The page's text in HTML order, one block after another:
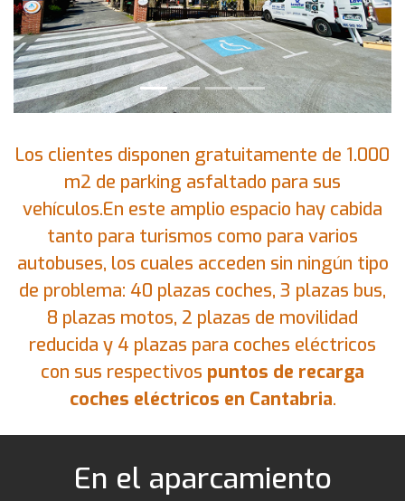
Los clientes disponen gratuitamente de 1.000
m2 de parking asfaltado para sus
vehículos.En este amplio espacio hay cabida
tanto para turismos como para varios
autobuses, los cuales acceden sin ningún tipo
de problema: 40 plazas coches, 3 plazas bus,
8 plazas motos, 2 plazas de movilidad
reducida y 4 plazas para coches eléctricos
con sus respectivos puntos de recarga
coches eléctricos en Cantabria.
En el aparcamiento